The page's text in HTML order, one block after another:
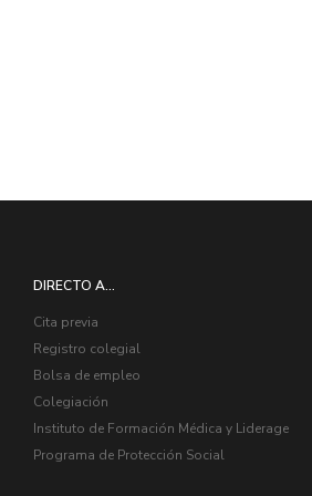
DIRECTO A...
Cita previa
Registro colegial
Bolsa de empleo
Colegiación
Instituto de Formación Médica y Liderage
Programa de Protección Social